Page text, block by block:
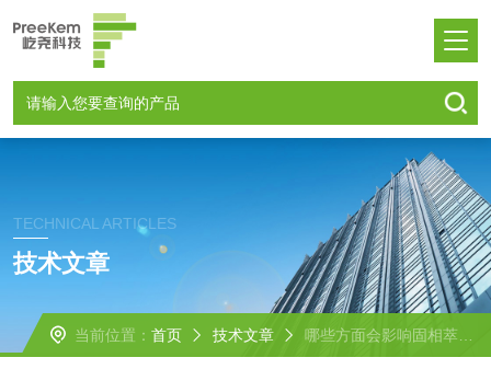
TECHNICAL ARTICLES
技术文章
当前位置： 首页 技术文章 哪些方面会影响固相萃取仪的结果